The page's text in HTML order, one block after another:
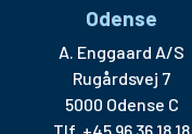
Odense
A. Enggaard A/S
Rugårdsvej 7
5000 Odense C